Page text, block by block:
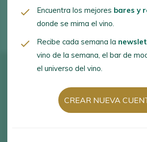
+34982162373
Encuentra los mejores bares y
donde se mima el vino.
Recibe cada semana la
vino de la semana, el bar de
el universo del vino.
CREAR NUEVA